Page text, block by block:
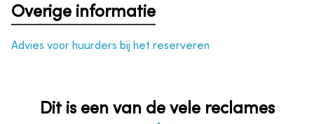
Overige informatie
Advies voor huurders bij het reserveren
Dit is een van de vele reclames